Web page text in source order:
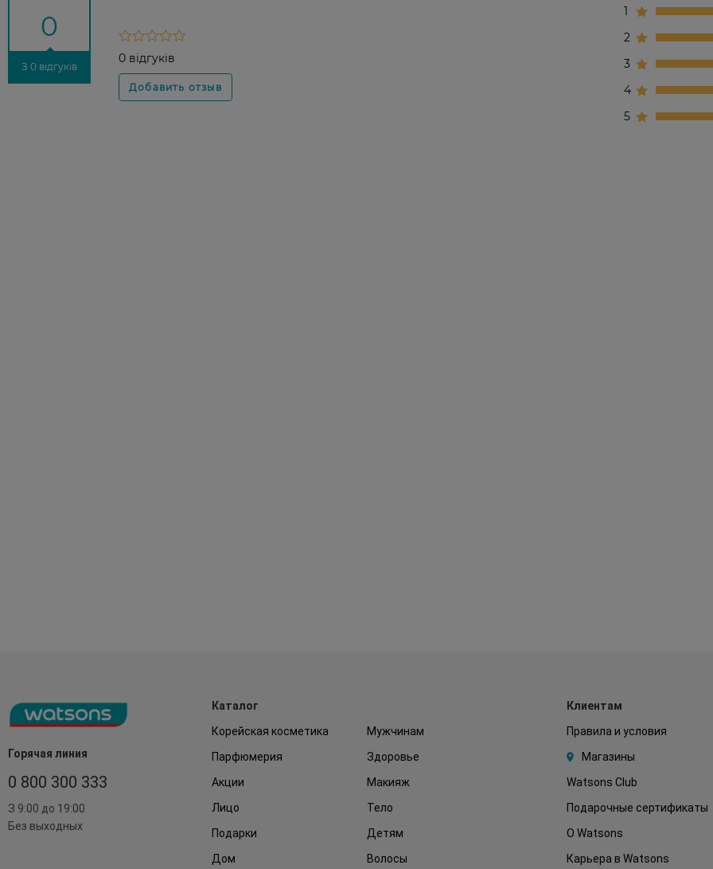
0
З 0 відгуків
0 відгуків
1
2
3
4
5
Горячая линия
0 800 300 333
З 9:00 до 19:00
Без выходных
Каталог
Корейская косметика
Мужчинам
Парфюмерия
Здоровье
Акции
Макияж
Лицо
Тело
Подарки
Детям
Дом
Волосы
Клиентам
Правила и условия
Магазины
Watsons Club
Подарочные сертификаты
О Watsons
Карьера в Watsons